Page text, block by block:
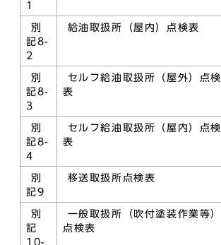
1
別
記8-
2
給油取扱所（屋内）点検表
別
記8-
3
セルフ給油取扱所（屋外）点検
表
別
記8-
4
セルフ給油取扱所（屋内）点検
表
別
記9
移送取扱所点検表
別
記
10-
一般取扱所（吹付塗装作業等）
点検表